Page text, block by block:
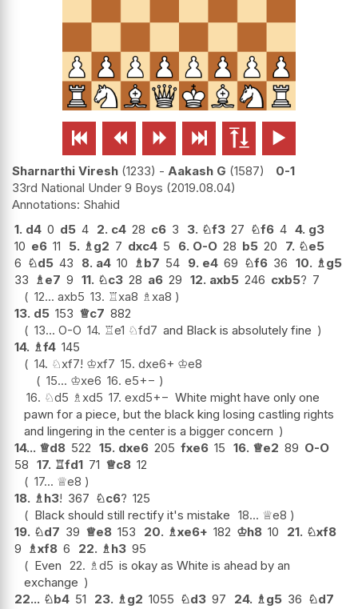
     
Sharnarthi Viresh 1233 - Aakash G 1587
0-1
33rd National Under 9 Boys 2019.08.04
Shahid
1. d4 0 d5 4 2. c4 28 c6 3 3. ♘f3 27 ♘f6 4 4. g3
10 e6 11 5. ♗ g2 7 dxc4 5 6. O-O 28 b5 20 7. ♘e5
6 ♘d5 43 8. a4 10 ♗ b7 54 9. e4 69 ♘f6 36 10. ♗ g5
33
♗ e7 9 11. ♘c3 28 a6 29 12. axb5 246 cxb5? 7
12... axb5 13. ♖xa8 ♗ xa8
13. d5 153 ♕c7 882
13... O-O 14. ♖e1 ♘fd7 and Black is absolutely fine
14. ♗f4 145
14. ♘xf7! ♔xf7 15. dxe6+ ♔e8
15... ♔xe6 16. e5+−
16. ♘d5 ♗ xd5 17. exd5+− White might have only one
pawn for a piece, but the black king losing castling rights
and lingering in the center is a bigger concern
14... ♕d8 522 15. dxe6 205 fxe6 15 16. ♕e2 89 O-O
58 17. ♖fd1 71 ♕c8 12
17... ♕e8
18. ♗ h3! 367 ♘c6? 125
Black should still rectify it's mistake 18... ♕e8
19. ♘d7 39 ♕e8 153 20. ♗xe6+ 182 ♔h8 10 21. ♘xf8
9
♗xf8 6 22. ♗ h3 95
Even 22. ♗d5 is okay as White is ahead by an
exchange
22... ♘b4 51 23. ♗ g2 1055 ♘d3 97 24. ♗ g5 36 ♘d7